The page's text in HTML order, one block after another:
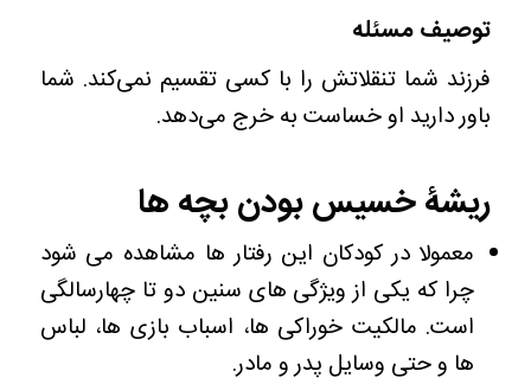
توصیف مسئله
فرزند شما تنقلاتش را با کسی تقسیم نمی‌کند. شما
باور دارید او خساست به خرج می‌دهد.
ریشۀ خسیس بودن بچه ها
معمولا در کودکان این رفتار ها مشاهده می شود
چرا که یکی از ویژگی های سنین دو تا چهارسالگی
است. مالکیت خوراکی ها، اسباب بازی ها، لباس
ها و حتی وسایل پدر و مادر.